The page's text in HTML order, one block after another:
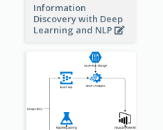
Information
Discovery with Deep
Learning and NLP